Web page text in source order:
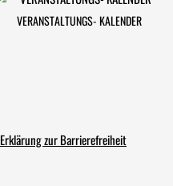
Erklärung zur Barrierefreiheit
VERANSTALTUNGS- KALENDER